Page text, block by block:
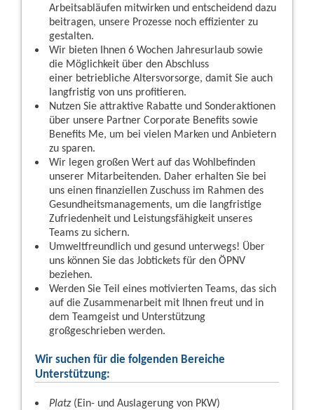
Arbeitsabläufen mitwirken und entscheidend dazu
beitragen, unsere Prozesse noch effizienter zu
gestalten.
Wir bieten Ihnen 6 Wochen Jahresurlaub sowie
die Möglichkeit über den Abschluss
einer betriebliche Altersvorsorge, damit Sie auch
langfristig von uns profitieren.
Nutzen Sie attraktive Rabatte und Sonderaktionen
über unsere Partner Corporate Benefits sowie
Benefits Me, um bei vielen Marken und Anbietern
zu sparen.
Wir legen großen Wert auf das Wohlbefinden
unserer Mitarbeitenden. Daher erhalten Sie bei
uns einen finanziellen Zuschuss im Rahmen des
Gesundheitsmanagements, um die langfristige
Zufriedenheit und Leistungsfähigkeit unseres
Teams zu sichern.
Umweltfreundlich und gesund unterwegs! Über
uns können Sie das Jobtickets für den ÖPNV
beziehen.
Werden Sie Teil eines motivierten Teams, das sich
auf die Zusammenarbeit mit Ihnen freut und in
dem Teamgeist und Unterstützung
großgeschrieben werden.
Wir suchen für die folgenden Bereiche
Unterstützung:
Platz(Ein- und Auslagerung von PKW)